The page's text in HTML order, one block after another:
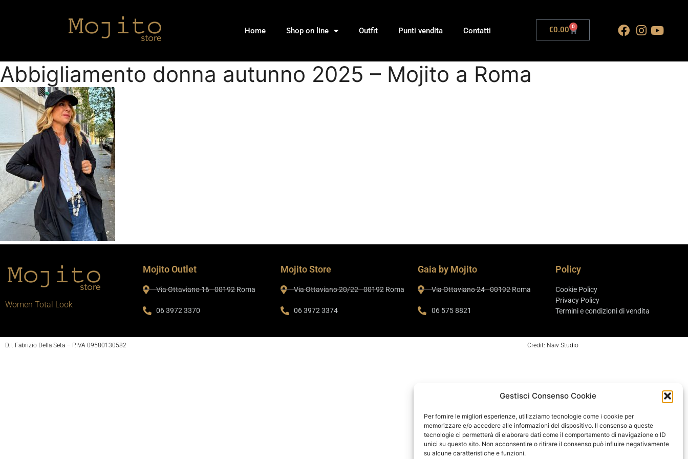
Gestisci Consenso Cookie
Per fornire le migliori esperienze, utilizziamo tecnologie come i cookie per
memorizzare e/o accedere alle informazioni del dispositivo. Il consenso a queste
tecnologie ci permetterà di elaborare dati come il comportamento di navigazione o ID
unici su questo sito. Non acconsentire o ritirare il consenso può influire negativamente
su alcune caratteristiche e funzioni.
Home Shop on line Outfit Punti vendita Contatti €0.00 0
Abbigliamento donna autunno 2025 – Mojito a Roma
Women Total Look
Mojito Outlet
Via Ottaviano 16 - 00192 Roma
06 3972 3370
Mojito Store
Via Ottaviano 20/22 - 00192 Roma
06 3972 3374
Gaia by Mojito
Via Ottaviano 24 - 00192 Roma
06 575 8821
Policy
Cookie Policy
Privacy Policy
Termini e condizioni di vendita
D.I. Fabrizio Della Seta – P.IVA 09580130582 Credit: Naiv Studio